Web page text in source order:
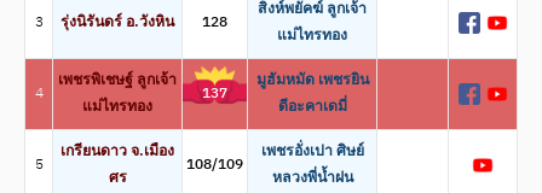
3 รุ่งนิรันดร์ อ.วังหิน 128
สิงห์พยัคฆ์ ลูกเจ้า
แม่ไทรทอง
4
เพชรพิเชษฐ์ ลูกเจ้า
แม่ไทรทอง
137
มูฮัมหมัด เพชรยิน
ดีอะคาเดมี่
5
เกรียนดาว จ.เมือง
ศร
108/109
เพชรอั่งเปา ศิษย์
หลวงพี่น้ำฝน